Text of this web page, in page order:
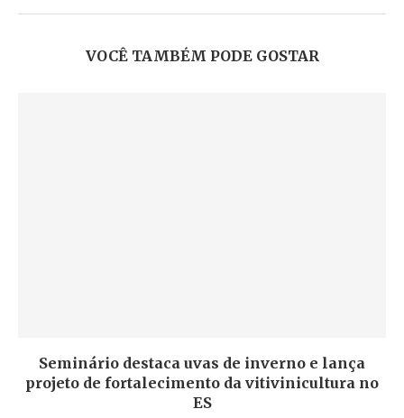
VOCÊ TAMBÉM PODE GOSTAR
Seminário destaca uvas de inverno e lança
projeto de fortalecimento da vitivinicultura no
ES